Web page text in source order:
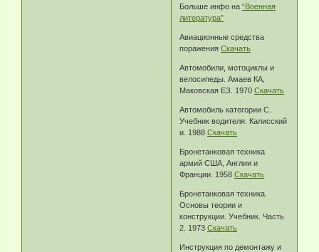
Больше инфо на“Военная
литература”
Авиационные средства
пораженияСкачать
Автомобили, мотоциклы и
велосипеды. Амаев КА,
Маковская ЕЗ. 1970Скачать
Автомобиль категории С.
Учебник водителя. Калисский
и. 1988Скачать
Бронетанковая техника
армий США, Англии и
Франции. 1958Скачать
Бронетанковая техника.
Основы теории и
конструкции. Учебник. Часть
2. 1973Скачать
Инструкция по демонтажу и